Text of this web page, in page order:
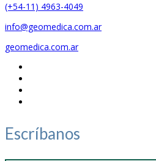
(+54-11) 4963-4049
info@geomedica.com.ar
geomedica.com.ar
Escríbanos